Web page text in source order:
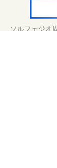
ソルフェジオ